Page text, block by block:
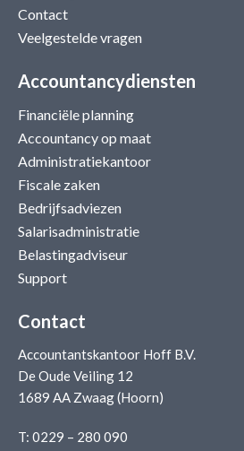
Contact
Veelgestelde vragen
Accountancydiensten
Financiële planning
Accountancy op maat
Administratiekantoor
Fiscale zaken
Bedrijfsadviezen
Salarisadministratie
Belastingadviseur
Support
Contact
Accountantskantoor Hoff B.V.
De Oude Veiling 12
1689 AA Zwaag (Hoorn)
T: 0229 – 280 090